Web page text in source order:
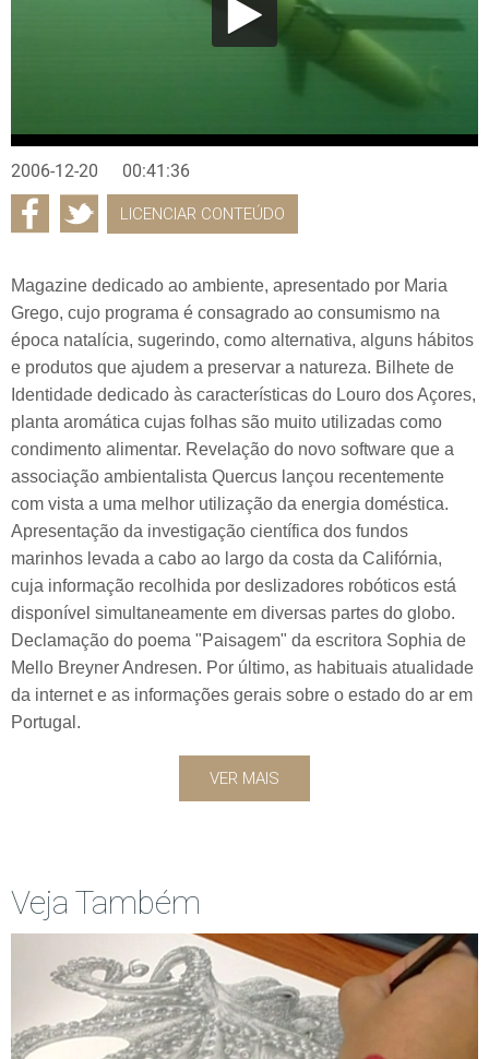
2006-12-20 00:41:36
LICENCIAR CONTEÚDO
Magazine dedicado ao ambiente, apresentado por Maria
Grego, cujo programa é consagrado ao consumismo na
época natalícia, sugerindo, como alternativa, alguns hábitos
e produtos que ajudem a preservar a natureza. Bilhete de
Identidade dedicado às características do Louro dos Açores,
planta aromática cujas folhas são muito utilizadas como
condimento alimentar. Revelação do novo software que a
associação ambientalista Quercus lançou recentemente
com vista a uma melhor utilização da energia doméstica.
Apresentação da investigação científica dos fundos
marinhos levada a cabo ao largo da costa da Califórnia,
cuja informação recolhida por deslizadores robóticos está
disponível simultaneamente em diversas partes do globo.
Declamação do poema "Paisagem" da escritora Sophia de
Mello Breyner Andresen. Por último, as habituais atualidade
da internet e as informações gerais sobre o estado do ar em
Portugal.
VER MAIS
Veja Também